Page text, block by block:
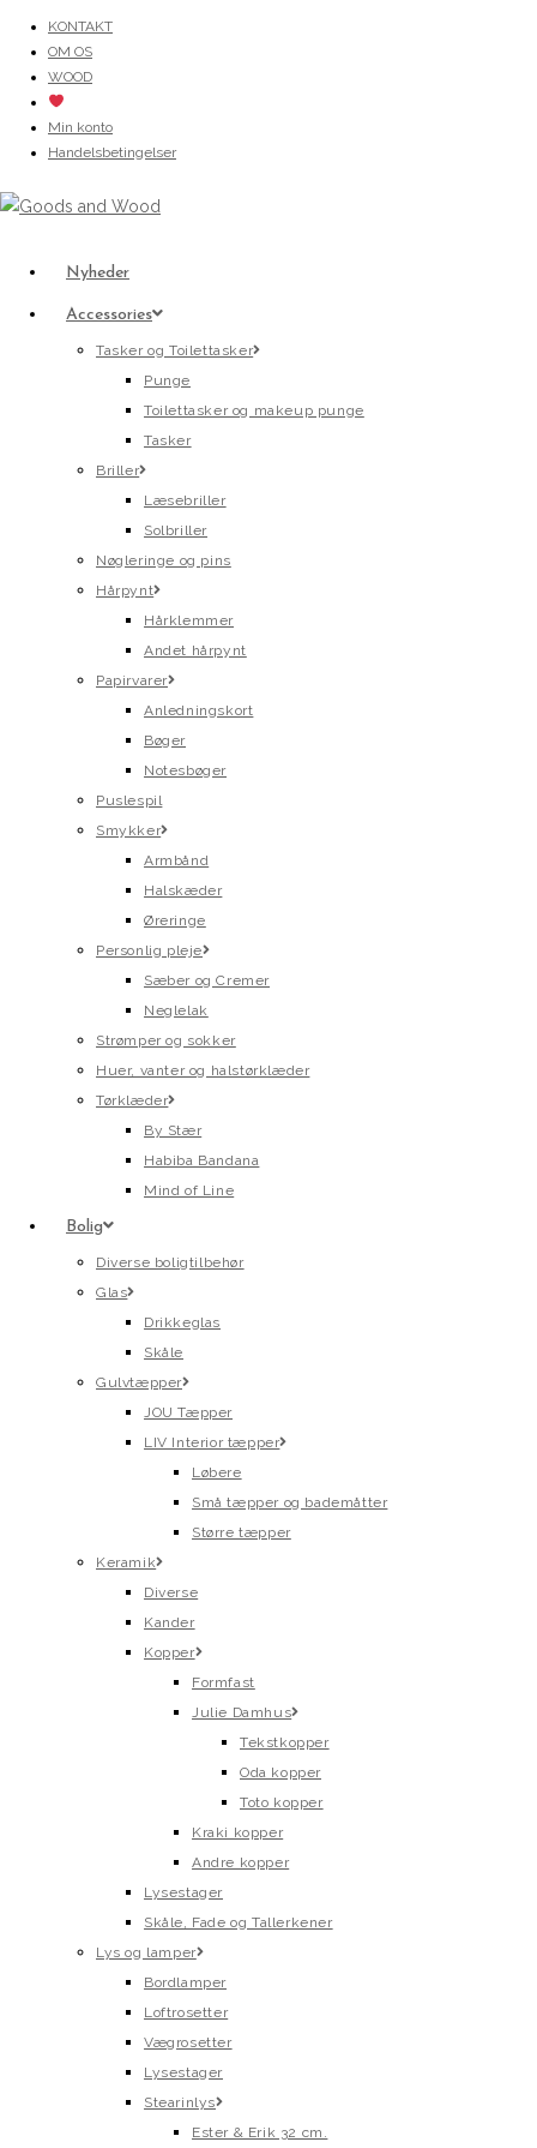
content
KONTAKT
OM OS
WOOD
Min konto
Handelsbetingelser
Nyheder
Accessories
Tasker og Toilettasker
Punge
Toilettasker og makeup punge
Tasker
Briller
Læsebriller
Solbriller
Nøgleringe og pins
Hårpynt
Hårklemmer
Andet hårpynt
Papirvarer
Anledningskort
Bøger
Notesbøger
Puslespil
Smykker
Armbånd
Halskæder
Øreringe
Personlig pleje
Sæber og Cremer
Neglelak
Strømper og sokker
Huer, vanter og halstørklæder
Tørklæder
By Stær
Habiba Bandana
Mind of Line
Bolig
Diverse boligtilbehør
Glas
Drikkeglas
Skåle
Gulvtæpper
JOU Tæpper
LIV Interior tæpper
Løbere
Små tæpper og bademåtter
Større tæpper
Keramik
Diverse
Kander
Kopper
Formfast
Julie Damhus
Tekstkopper
Oda kopper
Toto kopper
Kraki kopper
Andre kopper
Lysestager
Skåle, Fade og Tallerkener
Lys og lamper
Bordlamper
Loftrosetter
Vægrosetter
Lysestager
Stearinlys
Ester & Erik 32 cm.